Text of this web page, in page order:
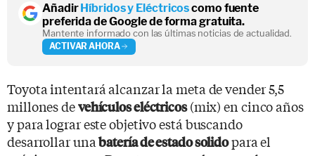
AñadirHíbridos y Eléctricoscomo fuente
preferida de Google de forma gratuita.
Mantente informado con las últimas noticias de actualidad.
ACTIVAR AHORA
Toyota intentará alcanzar la meta de vender 5,5
millones devehículos eléctricos(mix) en cinco años
y para lograr este objetivo está buscando
desarrollar unabatería de estado solidopara el